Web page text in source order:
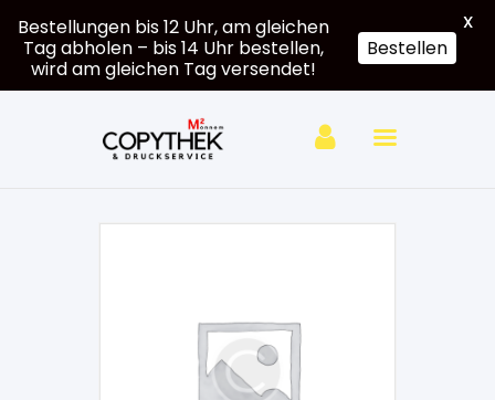
Bestellungen bis 12 Uhr, am gleichen
Tag abholen – bis 14 Uhr bestellen,
wird am gleichen Tag versendet!
Bestellen
X